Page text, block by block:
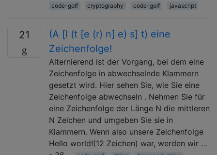
code-golf
cryptography code-golf javascript
21
(A [l (t [e (r) n] e) s] t) eine
Zeichenfolge!
Alternierend ist der Vorgang, bei dem eine
Zeichenfolge in abwechselnde Klammern
gesetzt wird. Hier sehen Sie, wie Sie eine
Zeichenfolge abwechseln . Nehmen Sie für
eine Zeichenfolge der Länge N die mittleren
N Zeichen und umgeben Sie sie in
Klammern. Wenn also unsere Zeichenfolge
Hello world!(12 Zeichen) war, werden wir …